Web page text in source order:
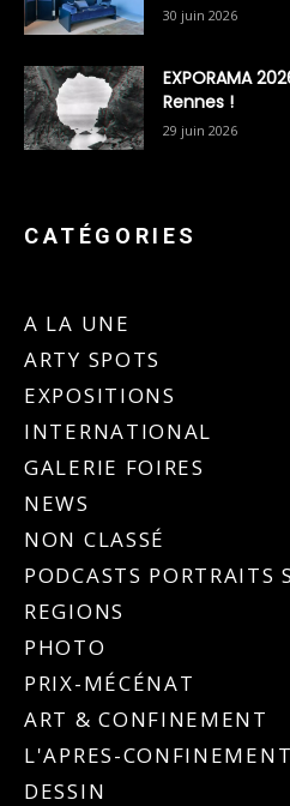
30 juin 2026
EXPORAMA
Rennes !
29 juin 2026
CATÉGORIES
A LA UNE
ARTY SPOTS
EXPOSITIONS
INTERNATIONAL
GALERIE FOIRES
NEWS
NON CLASSÉ
PODCASTS PORTRAITS
REGIONS
PHOTO
PRIX-MÉCÉNAT
ART & CONFINEMENT
L'APRES-CONFINEMENT
DESSIN